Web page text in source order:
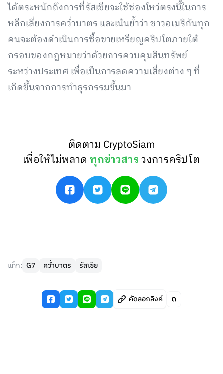
ได้ตระหนักถึงการที่รัสเซียจะใช้ช่องโหว่ตรงนี้ในการ
หลีกเลี่ยงการคว่ำบาตร และเน้นย้ำว่า ชาวอเมริกันทุก
คนจะต้องดำเนินการซื้อขายเหรียญคริปโตภายใต้
กรอบของกฎหมายว่าด้วยการควบคุมสินทรัพย์
ระหว่างประเทศ เพื่อเป็นการลดความเสี่ยงต่าง ๆ ที่
เกิดขึ้นจากการทำธุรกรรมขึ้นมา
ติดตาม CryptoSiam
เพื่อให้ไม่พลาดทุกข่าวสารวงการคริปโต
แท็ก: G7 คว่ำบาตร รัสเซีย
คัดลอกลิงค์